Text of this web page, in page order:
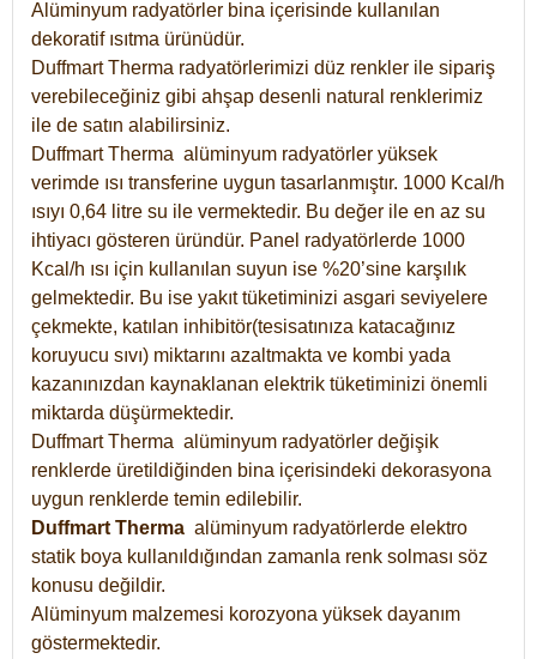
Alüminyum radyatörler bina içerisinde kullanılan
dekoratif ısıtma ürünüdür.
Duffmart Therma radyatörlerimizi düz renkler ile sipariş
verebileceğiniz gibi ahşap desenli natural renklerimiz
ile de satın alabilirsiniz.
Duffmart Therma alüminyum radyatörler yüksek
verimde ısı transferine uygun tasarlanmıştır. 1000 Kcal/h
ısıyı 0,64 litre su ile vermektedir. Bu değer ile en az su
ihtiyacı gösteren üründür. Panel radyatörlerde 1000
Kcal/h ısı için kullanılan suyun ise %20’sine karşılık
gelmektedir. Bu ise yakıt tüketiminizi asgari seviyelere
çekmekte, katılan inhibitör(tesisatınıza katacağınız
koruyucu sıvı) miktarını azaltmakta ve kombi yada
kazanınızdan kaynaklanan elektrik tüketiminizi önemli
miktarda düşürmektedir.
Duffmart Therma alüminyum radyatörler değişik
renklerde üretildiğinden bina içerisindeki dekorasyona
uygun renklerde temin edilebilir.
Duffmart Therma alüminyum radyatörlerde elektro
statik boya kullanıldığından zamanla renk solması söz
konusu değildir.
Alüminyum malzemesi korozyona yüksek dayanım
göstermektedir.